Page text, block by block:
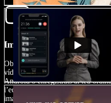
Importa el teu vídeo
Obre un nou projecte de vídeo i
vídeo, efectes de so o imatges, ja
Android o enregistrats al teu
l’editor de vídeo tocant Imatges/
imatges de la webcam molt